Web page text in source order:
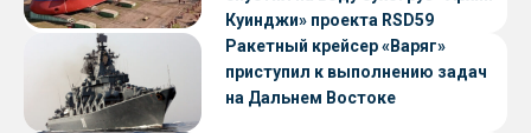
Куинджи» проекта RSD59
Ракетный крейсер «Варяг»
приступил к выполнению задач
на Дальнем Востоке